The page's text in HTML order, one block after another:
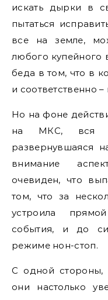
искать дырки в
пытаться
все на земле,
любого купейного
беда в том, что в
и соответственно
Но на фоне
на МКС, вся
развернувшаяся
внимание
очевиден, что
том, что за
устроила
события, и до
режиме нон-стоп.
С одной стороны,
они настолько